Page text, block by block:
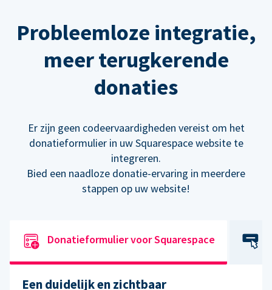
Probleemloze integratie,
meer terugkerende
donaties
Er zijn geen codeervaardigheden vereist om het
donatieformulier in uw Squarespace website te
integreren.
Bied een naadloze donatie-ervaring in meerdere
stappen op uw website!
Donatieformulier voor Squarespace
Een duidelijk en zichtbaar